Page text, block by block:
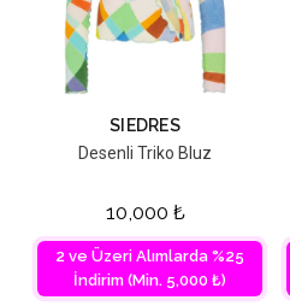
SIEDRES
Desenli Triko Bluz
10,000 ₺
2 ve Üzeri Alımlarda %25
İndirim (Min. 5,000 ₺)